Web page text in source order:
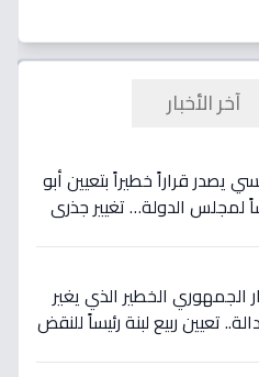
آخر الأخبار
يصدر قراراً خطيراً بتعيين أبو
لمجلس الدولة… تغيير جذري
الجمهوري الخطير الذي يغير
تعيين ربيع لبنة رئيساً للنقض